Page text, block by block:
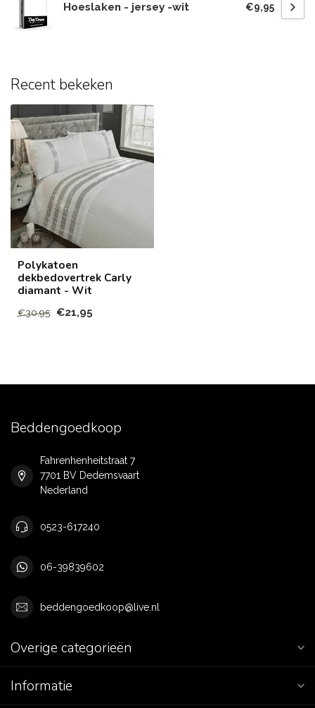
Hoeslaken - jersey -wit €9,95
Recent bekeken
Polykatoen
dekbedovertrek Carly
diamant - Wit
€30,95 €21,95
Beddengoedkoop
Fahrenhenheitstraat 7
7701 BV Dedemsvaart
Nederland
0523-617240
06-39839602
beddengoedkoop@live.nl
Overige categorieën
Informatie